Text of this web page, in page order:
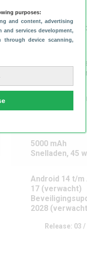
purposes:
and content, advertising
and services development,
through device scanning,
6.7 inch
120 Hz
50 MP 50 MP
32 MP
Mediatek
Pro
5000 mAh
Snelladen, 45
Android 14 t/m
17 (verwacht)
2028
Release: 03